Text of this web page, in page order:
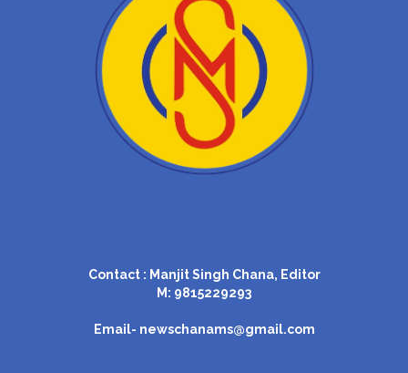
Contact : Manjit Singh Chana, Editor
M: 9815229293
Email- newschanams@gmail.com